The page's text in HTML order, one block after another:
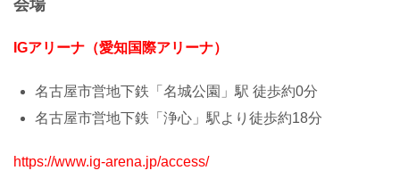
会場
IGアリーナ（愛知国際アリーナ）
名古屋市営地下鉄「名城公園」駅 徒歩約0分
名古屋市営地下鉄「浄心」駅より徒歩約18分
https://www.ig-arena.jp/access/